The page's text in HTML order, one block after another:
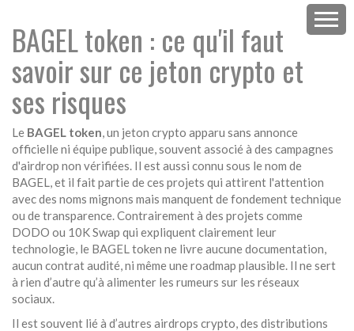
BAGEL token : ce qu'il faut
savoir sur ce jeton crypto et
ses risques
Le BAGEL token,un jeton crypto apparu sans annonce
officielle ni équipe publique, souvent associé à des campagnes
d'airdrop non vérifiées. Il est aussi connu sous le nom de
BAGEL, et il fait partie de ces projets qui attirent l'attention
avec des noms mignons mais manquent de fondement technique
ou de transparence.Contrairement à des projets comme
DODO ou 10K Swap qui expliquent clairement leur
technologie, le BAGEL token ne livre aucune documentation,
aucun contrat audité, ni même une roadmap plausible. Il ne sert
à rien d’autre qu’à alimenter les rumeurs sur les réseaux
sociaux.
Il est souvent lié à d’autres airdrops crypto,des distributions